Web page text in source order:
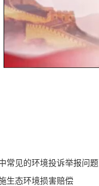
常见的环境投诉举报问题
生态环境损害赔偿